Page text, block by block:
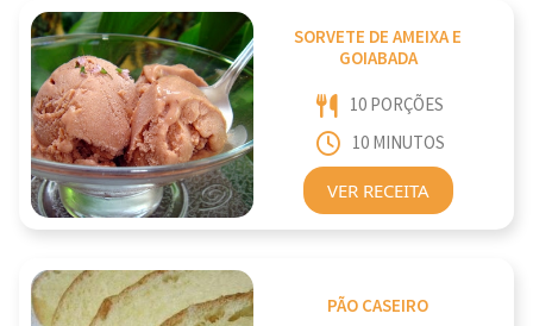
SORVETE DE AMEIXA E
GOIABADA
10 PORÇÕES
10 MINUTOS
VER RECEITA
PÃO CASEIRO